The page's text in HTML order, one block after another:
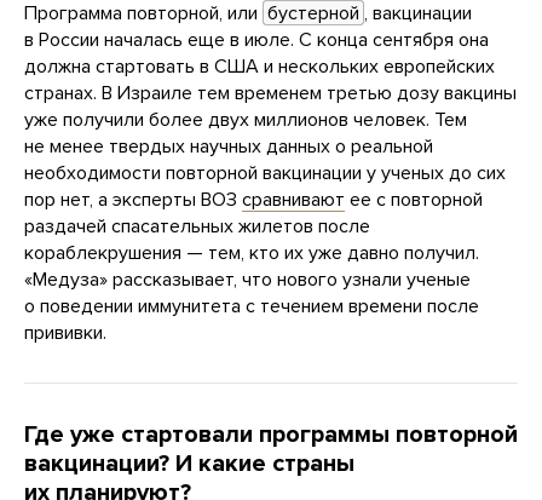
Программа повторной, или бустерной , вакцинации
в России началась еще в июле. С конца сентября она
должна стартовать в США и нескольких европейских
странах. В Израиле тем временем третью дозу вакцины
уже получили более двух миллионов человек. Тем
не менее твердых научных данных о реальной
необходимости повторной вакцинации у ученых до сих
пор нет, а эксперты ВОЗ сравнивают ее с повторной
раздачей спасательных жилетов после
кораблекрушения — тем, кто их уже давно получил.
«Медуза» рассказывает, что нового узнали ученые
о поведении иммунитета с течением времени после
прививки.
Где уже стартовали программы повторной
вакцинации? И какие страны
их планируют?